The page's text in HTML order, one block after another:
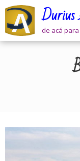
Skip
content
de acá